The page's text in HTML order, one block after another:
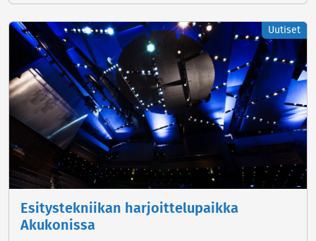
Uutiset
Esitystekniikan harjoittelupaikka
Akukonissa